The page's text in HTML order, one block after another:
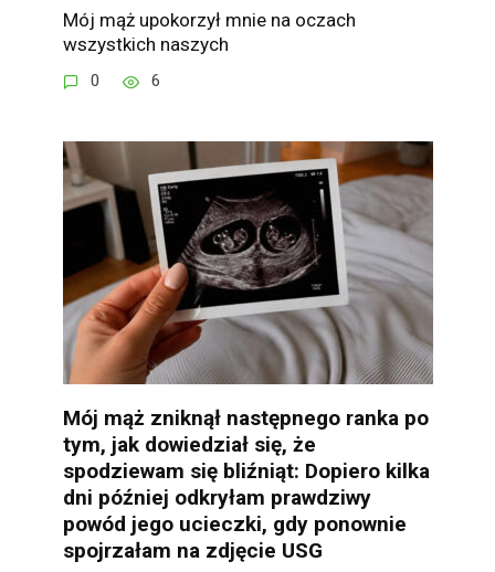
Mój mąż upokorzył mnie na oczach
wszystkich naszych
0 6
Mój mąż zniknął następnego ranka po
tym, jak dowiedział się, że
spodziewam się bliźniąt: Dopiero kilka
dni później odkryłam prawdziwy
powód jego ucieczki, gdy ponownie
spojrzałam na zdjęcie USG